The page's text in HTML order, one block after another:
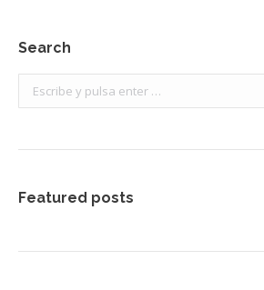
Search
Buscar:
Featured posts